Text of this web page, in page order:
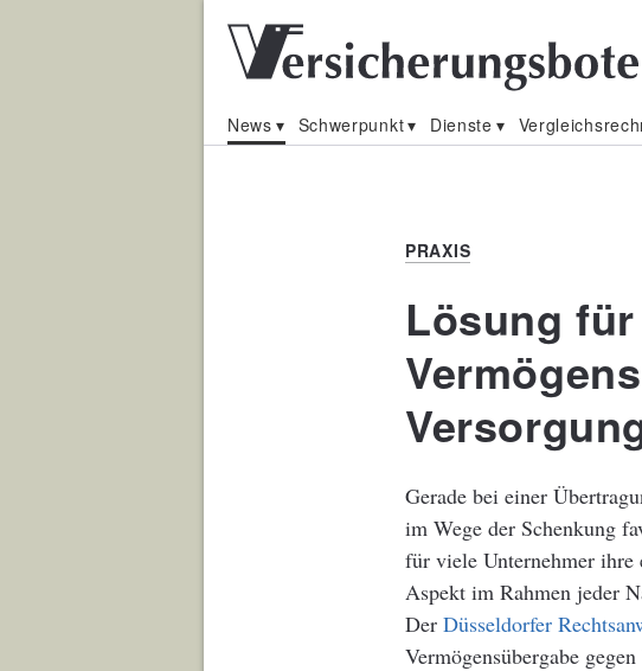
News Schwerpunkt Dienste
PRAXIS
Lösung
Gerade bei einer
im Wege der Schenkung
für viele Unternehmer ihre
Aspekt im Rahmen jeder
Der Düsseldorfer
Vermögensübergabe